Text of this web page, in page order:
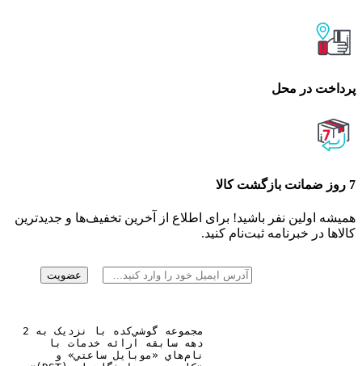
پرداخت در محل
7 روز ضمانت بازگشت کالا
همیشه اولین نفر باشید! برای اطلاع از آخرین تخفیف‌ها و جدیدترین
کالاها در خبرنامه ثبت‌نام کنید.
مجموعه گوشي‌کده با نزديک به 2
دهه سابقه ارائه خدمات با
نام‌هاي «موبايل ساعتي» و